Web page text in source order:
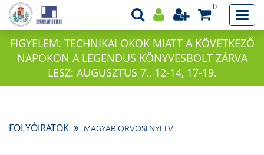
0
FIGYELEM: TECHNIKAI OKOK MIATT A KÖVETKEZŐ
NAPOKON A LEGENDUS KÖNYVESBOLT ZÁRVA
LESZ: AUGUSZTUS 7., 12-14, 17-19.
FOLYÓIRATOK MAGYAR ORVOSI NYELV